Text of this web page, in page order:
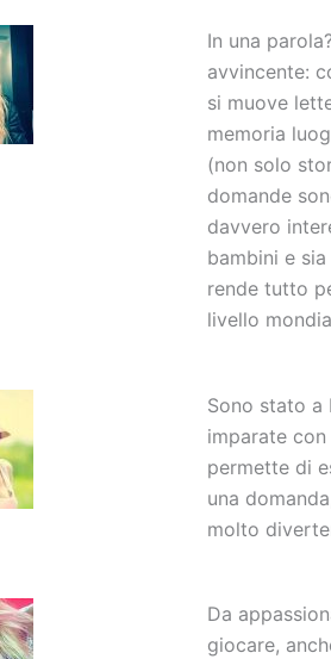
In una
avvincente:
si muove
memoria
(non solo
domande
davvero
bambini e
rende tutto
livello
Sono stato a
imparate
permette di
una
molto
Da
giocare,